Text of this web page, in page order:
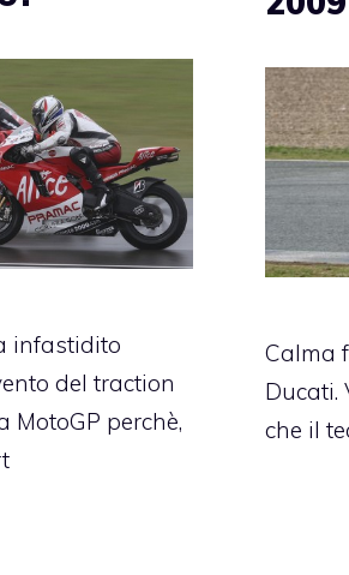
Calma
Ducati.
che il
infastidito
del traction
MotoGP perchè,